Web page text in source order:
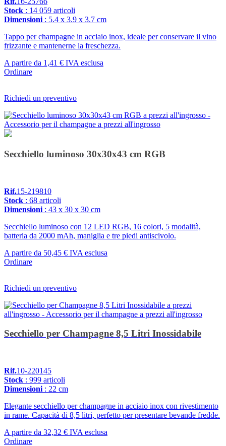
Stock : 14 059 articoli
Dimensioni : 5.4 x 3.9 x 3.7 cm
Tappo per champagne in acciaio inox, ideale per conservare il vino
frizzante e mantenerne la freschezza.
A partire da 1,41 € IVA esclusa
Ordinare
Richiedi un preventivo
Secchiello luminoso 30x30x43 cm RGB
Rif.15-219810
Stock : 68 articoli
Dimensioni : 43 x 30 x 30 cm
Secchiello luminoso con 12 LED RGB, 16 colori, 5 modalità,
batteria da 2000 mAh, maniglia e tre piedi antiscivolo.
A partire da 50,45 € IVA esclusa
Ordinare
Richiedi un preventivo
Secchiello per Champagne 8,5 Litri Inossidabile
Rif.10-220145
Stock : 999 articoli
Dimensioni : 22 cm
Elegante secchiello per champagne in acciaio inox con rivestimento
in rame. Capacità di 8,5 litri, perfetto per presentare bevande fredde.
A partire da 32,32 € IVA esclusa
Ordinare